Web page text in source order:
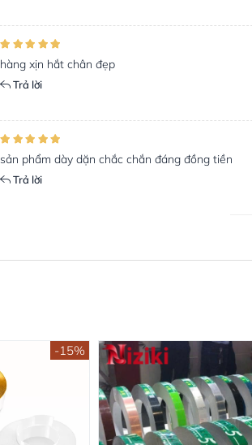
hàng xịn hắt chân đẹp
Trả lời
sản phẩm dày dặn chắc chắn đáng đồng tiền
Trả lời
-15%